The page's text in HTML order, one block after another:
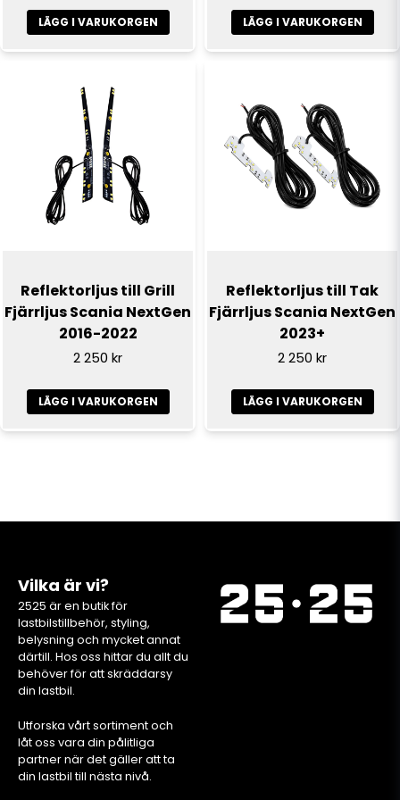
helt enkelt av. Du måste använda en dragtråd för att
göra detta, från utsidan genom ventilen. Det kan vara
nödvändigt att göra hålet något större. Om kabeln har
den efteråt.
När kabeln är genom hålet rekommenderar vi att
applicera lim runt kabeln och ventilen, samt att placera
en krympslang över båda.
Scania är ett registrerat varumärke och användning
utav ordet är endast för referensändamål. Den här
LÄGG I VARUKORGEN LÄGG I VARUKORGEN
Reflektorljus till Grill
Fjärrljus Scania NextGen
2016-2022
2 250 kr
LÄGG I VARUKORGEN
Reflektorljus till Tak
Fjärrljus Scania NextGen
2023+
2 250 kr
LÄGG I VARUKORGEN
Vilka är vi?
2525 är en butik för
lastbilstillbehör, styling,
belysning och mycket annat
därtill. Hos oss hittar du allt du
behöver för att skräddarsy
din lastbil.
Utforska vårt sortiment och
låt oss vara din pålitliga
partner när det gäller att ta
din lastbil till nästa nivå.